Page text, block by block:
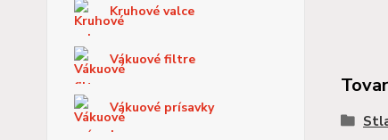
Kruhové valce
Vákuové filtre
Vákuové prísavky